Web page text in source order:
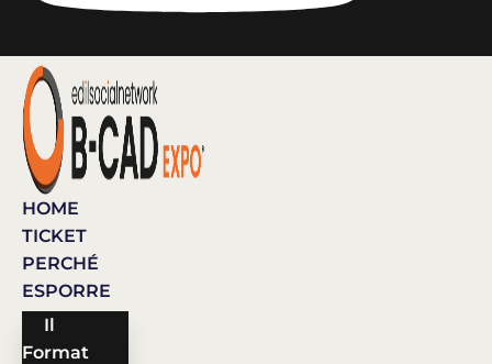
HOME
TICKET
PERCHÉ
ESPORRE
Il
Format